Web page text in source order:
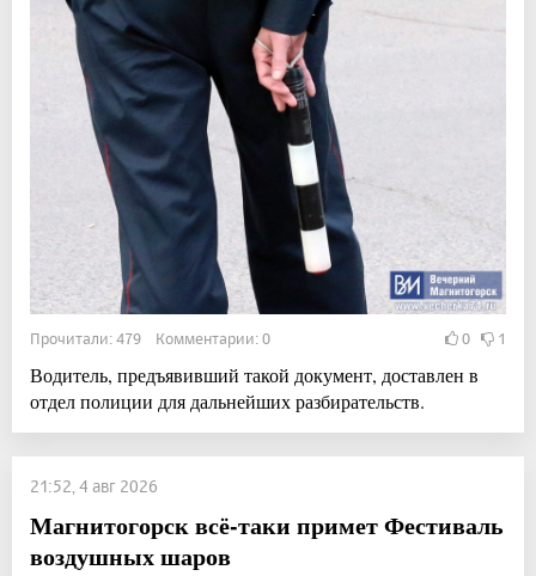
Прочитали: 479 Комментарии: 0 0 1
Водитель, предъявивший такой документ, доставлен в
отдел полиции для дальнейших разбирательств.
21:52, 4 авг 2026
Магнитогорск всё-таки примет Фестиваль
воздушных шаров